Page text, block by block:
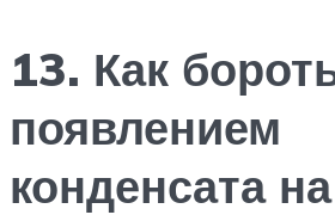
13. Как
появлением
конденсата